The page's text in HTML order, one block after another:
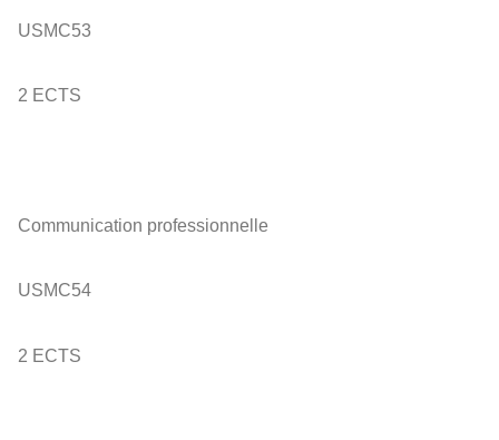
USMC53
2 ECTS
Communication professionnelle
USMC54
2 ECTS